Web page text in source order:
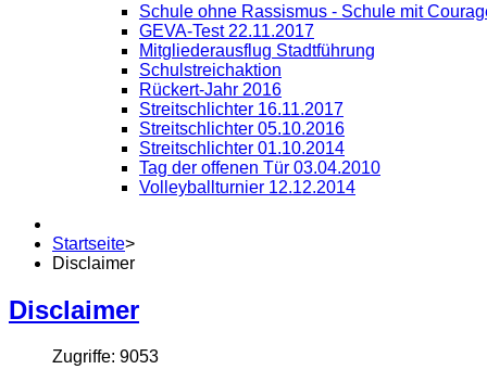
Schule ohne Rassismus - Schule mit
GEVA-Test 22.11.2017
Mitgliederausflug Stadtführung
Schulstreichaktion
Rückert-Jahr 2016
Streitschlichter 16.11.2017
Streitschlichter 05.10.2016
Streitschlichter 01.10.2014
Tag der offenen Tür 03.04.2010
Volleyballturnier 12.12.2014
Startseite>
Disclaimer
Disclaimer
Zugriffe: 9053